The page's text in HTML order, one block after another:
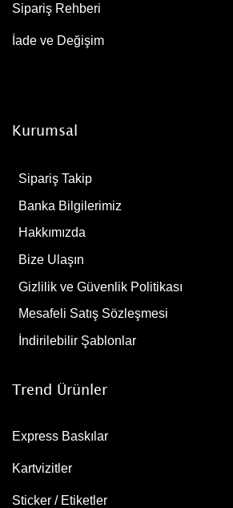
Sipariş Rehberi
İade ve Değişim
Kurumsal
Sipariş Takip
Banka Bilgilerimiz
Hakkımızda
Bize Ulaşın
Gizlilik ve Güvenlik Politikası
Mesafeli Satış Sözleşmesi
İndirilebilir Şablonlar
Trend Ürünler
Express Baskılar
Kartvizitler
Sticker / Etiketler